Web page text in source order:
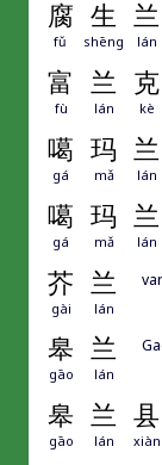
腐 生 兰
fǔ shēng lán
富 兰 克
fù lán kè
噶 玛 兰
gá mǎ lán
噶 玛 兰
gá mǎ lán
芥 兰
gài lán
皋 兰
gāo lán
皋 兰 县
gāo lán xiàn